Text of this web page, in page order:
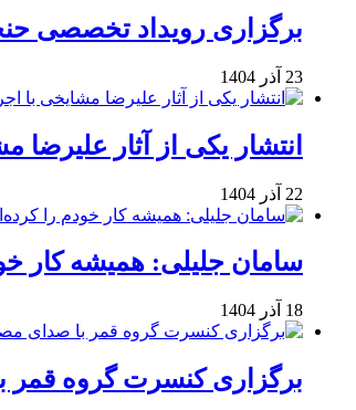
برگزاری رویداد تخصصی
23 آذر 1404
انتشار یکی از آثار علیرضا
22 آذر 1404
سامان جلیلی: همیشه کار
18 آذر 1404
برگزاری کنسرت گروه قمر